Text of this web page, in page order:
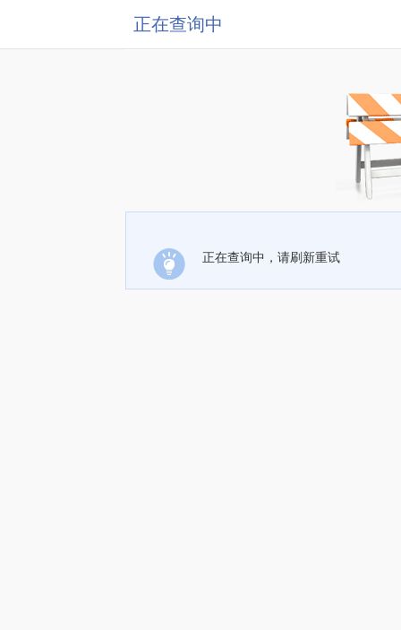
正在查询中
正在查询中，请刷新重试